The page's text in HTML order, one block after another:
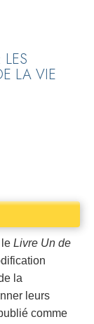
LA VIE
le Livre Un de
la
leurs
comme